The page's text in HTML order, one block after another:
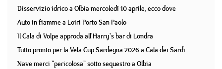
Disservizio idrico a Olbia mercoledì 10 aprile, ecco dove
Auto in fiamme a Loiri Porto San Paolo
Il Cala di Volpe approda all'Harry's bar di Londra
Tutto pronto per la Vela Cup Sardegna 2026 a Cala dei Sardi
Nave merci "pericolosa" sotto sequestro a Olbia